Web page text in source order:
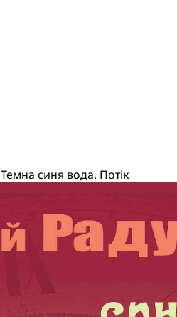
Темна синя вода. Потік